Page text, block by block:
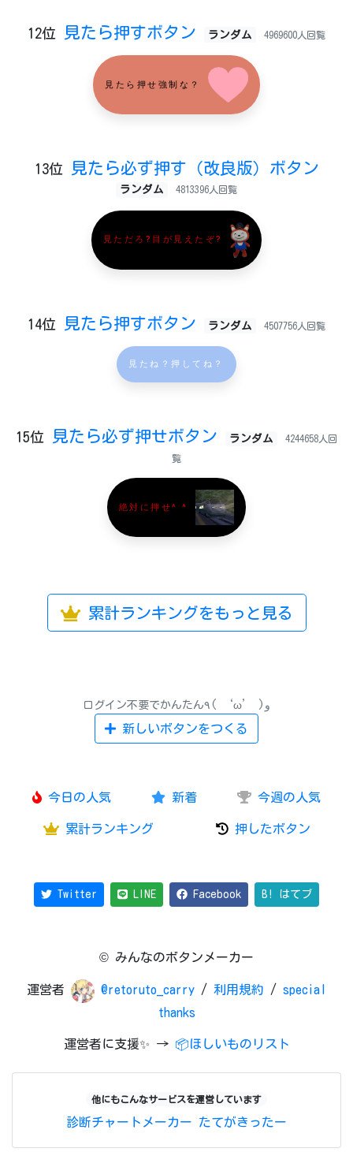
12位 見たら押すボタン ランダム 4969600人回覧
見たら押せ強制な？
13位 見たら必ず押す（改良版）ボタン
ランダム 4813396人回覧
見ただろ?目が見えたぞ?
14位 見たら押すボタン ランダム 4507756人回覧
見たね？押してね？
15位 見たら必ず押せボタン ランダム 4244658人回
覧
絶対に押せ^ ^
累計ランキングをもっと見る
ログイン不要でかんたん٩( ‘ω’ )و
新しいボタンをつくる
今日の人気 新着 今週の人気
累計ランキング 押したボタン
Twitter LINE Facebook B! はてブ
© みんなのボタンメーカー
運営者 @retoruto_carry / 利用規約 / special
thanks
運営者に支援✨ → 📦ほしいものリスト
他にもこんなサービスを運営しています
診断チャートメーカー たてがきったー